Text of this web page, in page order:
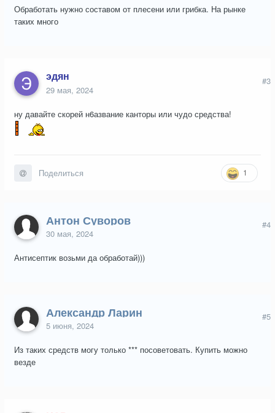
Обработать нужно составом от плесени или грибка. На рынке
таких много
эдян
29 мая, 2024
#3
ну давайте скорей н6азвание канторы или чудо средства!
1
Поделиться
Антон Суворов
30 мая, 2024
#4
Антисептик возьми да обработай)))
Александр Ларин
5 июня, 2024
#5
Из таких средств могу только *** посоветовать. Купить можно
везде